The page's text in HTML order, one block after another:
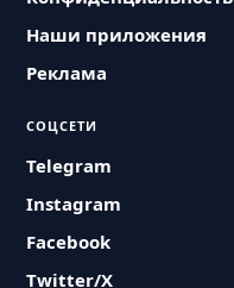
Наши приложения
Реклама
СОЦСЕТИ
Telegram
Instagram
Facebook
Twitter/X